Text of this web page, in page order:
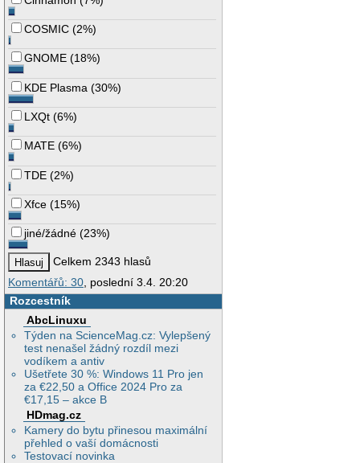
COSMIC (2%)
GNOME (18%)
KDE Plasma (30%)
LXQt (6%)
MATE (6%)
TDE (2%)
Xfce (15%)
jiné/žádné (23%)
Celkem 2343 hlasů
Komentářů: 30 , poslední 3.4. 20:20
Rozcestník
AbcLinuxu
Týden na ScienceMag.cz: Vylepšený
test nenašel žádný rozdíl mezi
vodíkem a antiv
Ušetřete 30 %: Windows 11 Pro jen
za €22,50 a Office 2024 Pro za
€17,15 – akce B
HDmag.cz
Kamery do bytu přinesou maximální
přehled o vaší domácnosti
Testovací novinka